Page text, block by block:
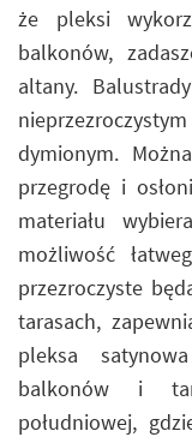
że pleksi
balkonów,
altany.
dymionym.
przegrodę i
materiału
możliwość
przezroczyste
tarasach,
pleksa
balkonów i
południowej,